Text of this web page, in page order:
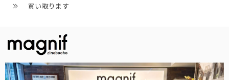
買い取ります